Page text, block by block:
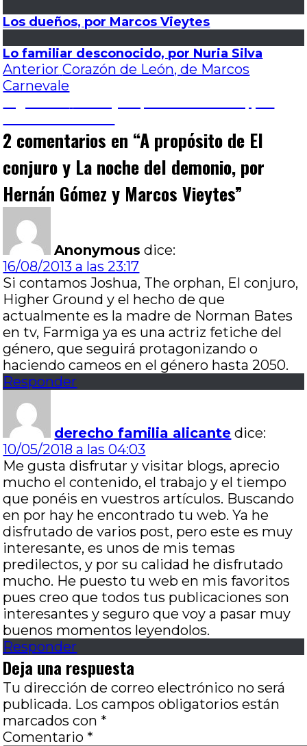
Los dueños, por Marcos Vieytes
Lo familiar desconocido, por Nuria Silva
Navegación
de
entradas
Anterior Entrada
anterior:
Corazón de León, de Marcos
Carnevale
2 comentarios en “A propósito de El
conjuro y La noche del demonio, por
Hernán Gómez y Marcos Vieytes”
Anonymous dice:
16/08/2013 a las 23:17
Si contamos Joshua, The orphan, El conjuro,
Higher Ground y el hecho de que
actualmente es la madre de Norman Bates
en tv, Farmiga ya es una actriz fetiche del
género, que seguirá protagonizando o
haciendo cameos en el género hasta 2050.
Responder
derecho familia alicante dice:
10/05/2018 a las 04:03
Me gusta disfrutar y visitar blogs, aprecio
mucho el contenido, el trabajo y el tiempo
que ponéis en vuestros artículos. Buscando
en por hay he encontrado tu web. Ya he
disfrutado de varios post, pero este es muy
interesante, es unos de mis temas
predilectos, y por su calidad he disfrutado
mucho. He puesto tu web en mis favoritos
pues creo que todos tus publicaciones son
interesantes y seguro que voy a pasar muy
buenos momentos leyendolos.
Responder
Deja una respuesta
Tu dirección de correo electrónico no será
publicada. Los campos obligatorios están
marcados con *
Comentario *